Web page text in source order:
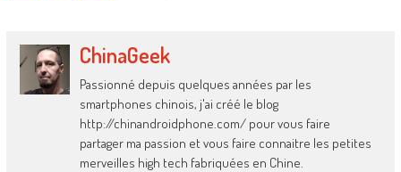
ChinaGeek
Passionné depuis quelques années par les
smartphones chinois, j'ai créé le blog
http://chinandroidphone.com/ pour vous faire
partager ma passion et vous faire connaitre les petites
merveilles high tech fabriquées en Chine.